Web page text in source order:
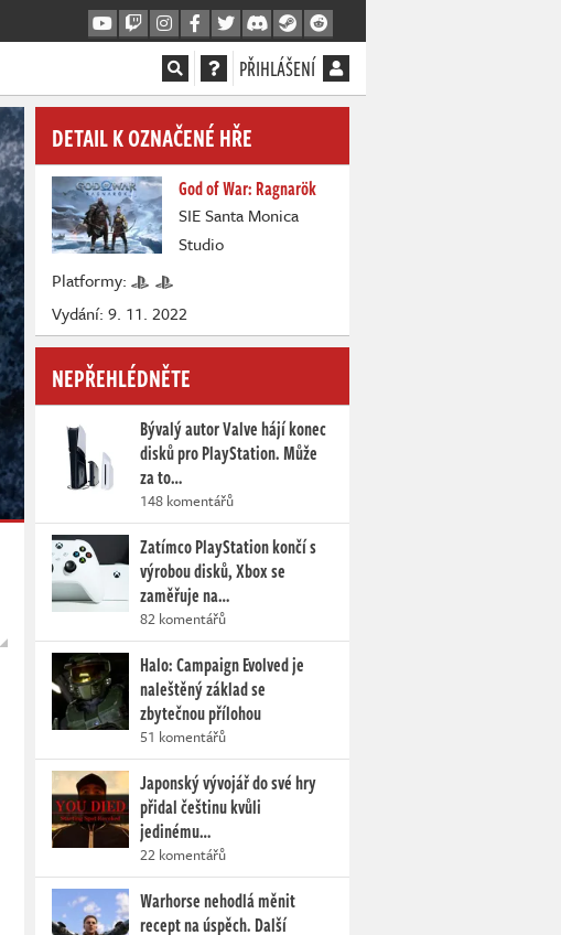
PŘIHLÁŠENÍ
DETAIL K OZNAČENÉ HŘE
God of War: Ragnarök
SIE Santa Monica
Studio
Platformy:
Vydání: 9. 11. 2022
NEPŘEHLÉDNĚTE
Bývalý autor Valve hájí konec
disků pro PlayStation. Může
za to…
148 komentářů
Zatímco PlayStation končí s
výrobou disků, Xbox se
zaměřuje na…
82 komentářů
Halo: Campaign Evolved je
naleštěný základ se
zbytečnou přílohou
51 komentářů
Japonský vývojář do své hry
přidal češtinu kvůli
jedinému…
22 komentářů
Warhorse nehodlá měnit
recept na úspěch. Další